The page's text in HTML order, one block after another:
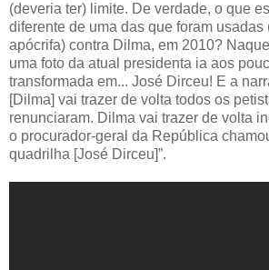
(deveria ter) limite. De verdade, o que
diferente de uma das que foram usadas
apócrifa) contra Dilma, em 2010?
uma foto da atual presidenta ia aos
transformada em... José Dirceu! E a
[Dilma] vai trazer de volta todos os
renunciaram. Dilma vai trazer de volta
o procurador-geral da República
quadrilha [José Dirceu]”.